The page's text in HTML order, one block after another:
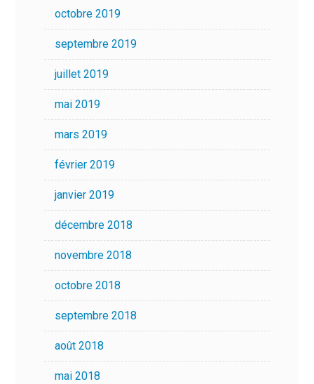
octobre 2019
septembre 2019
juillet 2019
mai 2019
mars 2019
février 2019
janvier 2019
décembre 2018
novembre 2018
octobre 2018
septembre 2018
août 2018
mai 2018